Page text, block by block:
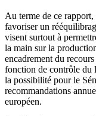
Au terme de ce
favoriser un
visent surtout à
la main sur la
encadrement du
fonction de contrôle du
la possibilité pour le
recommandations
européen.